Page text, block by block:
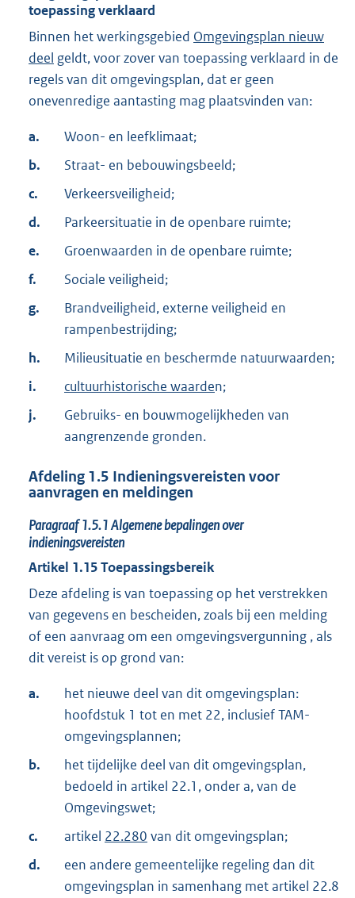
toepassing verklaard
Binnen het werkingsgebied Omgevingsplan nieuw
deel geldt, voor zover van toepassing verklaard in de
regels van dit omgevingsplan, dat er geen
onevenredige aantasting mag plaatsvinden van:
a.
Woon- en leefklimaat;
b.
Straat- en bebouwingsbeeld;
c.
Verkeersveiligheid;
d.
Parkeersituatie in de openbare ruimte;
e.
Groenwaarden in de openbare ruimte;
f.
Sociale veiligheid;
g.
Brandveiligheid, externe veiligheid en
rampenbestrijding;
h.
Milieusituatie en beschermde natuurwaarden;
i.
cultuurhistorische waarden;
j.
Gebruiks- en bouwmogelijkheden van
aangrenzende gronden.
Afdeling 1.5 Indieningsvereisten voor
aanvragen en meldingen
Paragraaf1.5.1Algemene bepalingen over
indieningsvereisten
Artikel 1.15Toepassingsbereik
Deze afdeling is van toepassing op het verstrekken
van gegevens en bescheiden, zoals bij een melding
of een aanvraag om een omgevingsvergunning , als
dit vereist is op grond van:
a.
het nieuwe deel van dit omgevingsplan:
hoofdstuk 1 tot en met 22, inclusief TAM-
omgevingsplannen;
b.
het tijdelijke deel van dit omgevingsplan,
bedoeld in artikel 22.1, onder a, van de
Omgevingswet;
c.
artikel 22.280 van dit omgevingsplan;
d.
een andere gemeentelijke regeling dan dit
omgevingsplan in samenhang met artikel 22.8